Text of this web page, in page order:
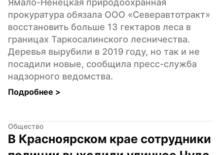
Ямало-Ненецкая природоохранная
прокуратура обязала ООО «Северавтотракт»
восстановить больше 13 гектаров леса в
границах Таркосалинского лесничества.
Деревья вырубили в 2019 году, но так и не
посадили новые, сообщила пресс-служба
надзорного ведомства.
Подробнее >
Общество
В Красноярском крае сотрудники